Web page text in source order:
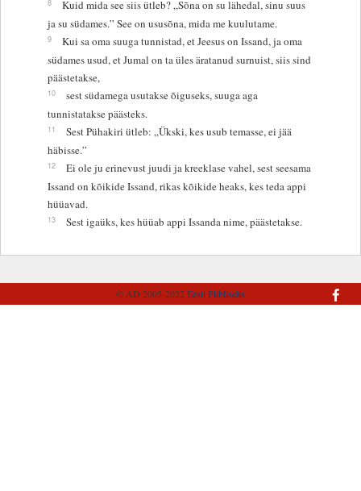
Kuid mida see siis ütleb? „Sõna on su lähedal, sinu suus
ja su südames.” See on ususõna, mida me kuulutame.
9
Kui sa oma suuga tunnistad, et Jeesus on Issand, ja oma
südames usud, et Jumal on ta üles äratanud surnuist, siis sind
päästetakse,
10
sest südamega usutakse õiguseks, suuga aga
tunnistatakse päästeks.
11
Sest Pühakiri ütleb: „Ükski, kes usub temasse, ei jää
häbisse.”
12
Ei ole ju erinevust juudi ja kreeklase vahel, sest seesama
Issand on kõikide Issand, rikas kõikide heaks, kes teda appi
hüüavad.
13 Sest igaüks, kes hüüab appi Issanda nime, päästetakse.
© AD 2005-2022Eesti Piibliselts